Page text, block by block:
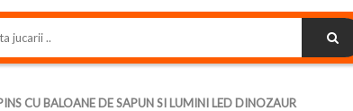
CU BALOANE DE SAPUN SI LUMINI LED DINOZAUR